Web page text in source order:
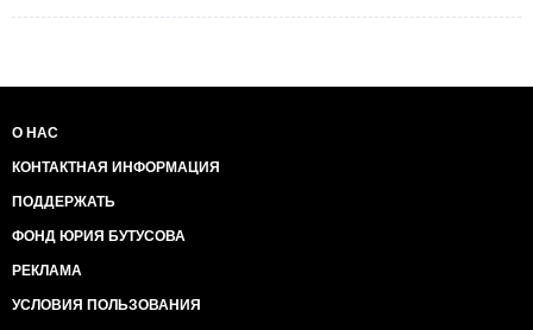
О НАС
КОНТАКТНАЯ ИНФОРМАЦИЯ
ПОДДЕРЖАТЬ
ФОНД ЮРИЯ БУТУСОВА
РЕКЛАМА
УСЛОВИЯ ПОЛЬЗОВАНИЯ